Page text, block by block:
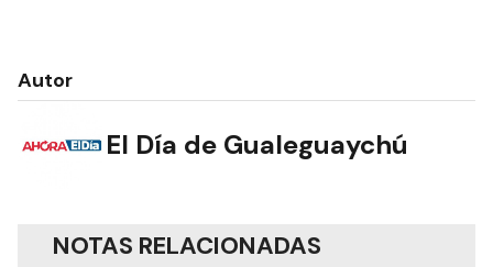
Autor
El Día de Gualeguaychú
NOTAS RELACIONADAS